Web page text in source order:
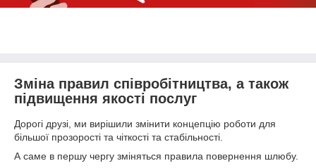
Зміна правил співробітництва, а також
підвищення якості послуг
Дорогі друзі, ми вирішили змінити концепцію роботи для
більшої прозорості та чіткості та стабільності.
А саме в першу чергу зміняться правила повернення шлюбу.